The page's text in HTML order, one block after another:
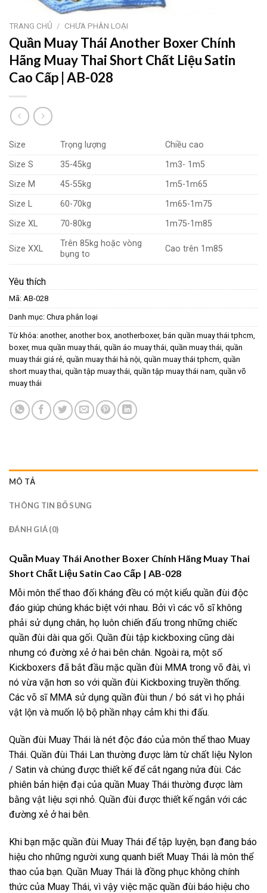
TRANG CHỦ / CHƯA PHÂN LOẠI
Quần Muay Thái Another Boxer Chính
Hãng Muay Thai Short Chất Liệu Satin
Cao Cấp | AB-028
Size Trọng lượng
Chiều cao
Size S
35-45kg
1m3- 1m5
Size M
45-55kg
1m5-1m65
Size L
60-70kg
1m65-1m75
Size XL
70-80kg 1m75-1m85
Size XXL
Trên 85kg hoặc vòng
bụng to
Cao trên 1m85
Yêu thích
Mã: AB-028
Danh mục: Chưa phân loại
Từ khóa: another, another box, anotherboxer, bán quần muay thái tphcm,
boxer, mua quần muay thái, quần áo muay thái, quần muay thái, quần
muay thái giá rẻ, quần muay thái hà nội, quần muay thái tphcm, quần
short muay thai, quần tập muay thái, quần tập muay thái nam, quần võ
muay thái
MÔ TẢ
THÔNG TIN BỔ SUNG
ĐÁNH GIÁ (0)
Quần Muay Thái Another Boxer Chính Hãng Muay Thai
Short Chất Liệu Satin Cao Cấp | AB-028
Mỗi môn thể thao đối kháng đều có một kiểu quần đùi độc
đáo giúp chúng khác biệt với nhau. Bởi vì các võ sĩ không
phải sử dụng chân, họ luôn chiến đấu trong những chiếc
quần đùi dài qua gối. Quần đùi tập kickboxing cũng dài
nhưng có đường xẻ ở hai bên chân. Ngoài ra, một số
Kickboxers đã bắt đầu mặc quần đùi MMA trong võ đài, vì
nó vừa vặn hơn so với quần đùi Kickboxing truyền thống.
Các võ sĩ MMA sử dụng quần đùi thun / bó sát vì họ phải
vật lộn và muốn lộ bộ phần nhạy cảm khi thi đấu.
Quần đùi Muay Thái là nét độc đáo của môn thể thao Muay
Thái. Quần đùi Thái Lan thường được làm từ chất liệu Nylon
/ Satin và chúng được thiết kế để cắt ngang nửa đùi. Các
phiên bản hiện đại của quần Muay Thái thường được làm
bằng vật liệu sợi nhỏ. Quần đùi được thiết kế ngắn với các
đường xẻ ở hai bên.
Khi bạn mặc quần đùi Muay Thái để tập luyện, bạn đang báo
hiệu cho những người xung quanh biết Muay Thái là môn thể
thao của bạn. Quần Muay Thái là đồng phục không chính
thức của Muay Thái, vì vậy việc mặc quần đùi báo hiệu cho